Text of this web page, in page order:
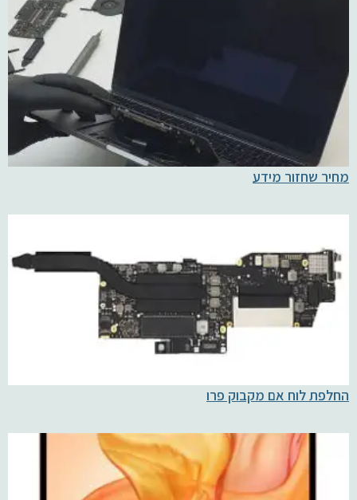
מחיר שחזור מידע
החלפת לוח אם מקבוק פרו